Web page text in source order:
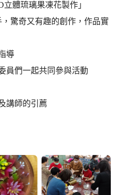
體琉璃果凍花製作」
驚奇又有趣的創作，作品實
導
員們一起共同參與活動
講師的引薦